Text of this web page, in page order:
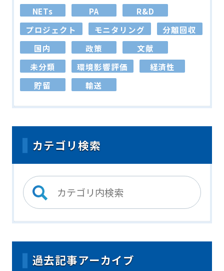
NETs
PA
R&D
プロジェクト
モニタリング
分離回収
国内
政策
文献
未分類
環境影響評価
経済性
貯留
輸送
カテゴリ検索
過去記事アーカイブ